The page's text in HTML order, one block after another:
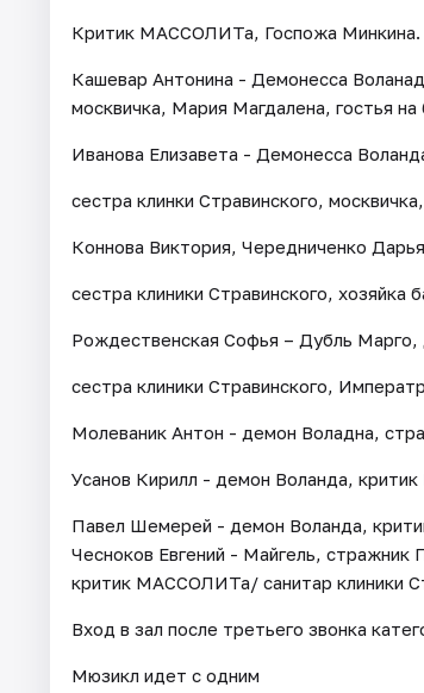
Критик МАССОЛИТа, Госпожа Минкина.
Кашевар Антонина - Демонесса
москвичка, Мария Магдалена, гостья
Иванова Елизавета - Демонесса
сестра клинки Стравинского,
Коннова Виктория, Чередниченко
сестра клиники Стравинского, хозяйка
Рождественская Софья – Дубль
сестра клиники Стравинского,
Молеваник Антон - демон Воладна,
Усанов Кирилл - демон Воланда,
Павел Шемерей - демон Воланда,
Чесноков Евгений - Майгель,
критик МАССОЛИТа/ санитар клиники
Вход в зал после третьего звонка
Мюзикл идет с одним